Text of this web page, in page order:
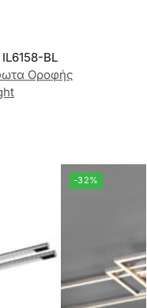
IL6158-BL
Οροφής
-32%